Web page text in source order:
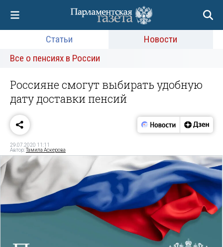
Статьи
Новости
Все о пенсиях в России
Россияне смогут выбирать удобную
дату доставки пенсий
29.07.2020 11:11
Автор:Тамила Аскерова